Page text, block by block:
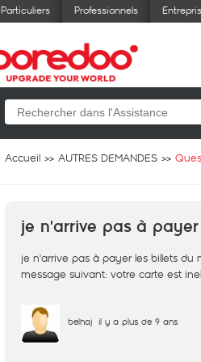
Particuliers Professionnels
Accueil AUTRES DEMANDES
je n'arrive pas à
je n'arrive pas à payer les billets du
message suivant: votre carte est
belhaj il y a plus de 9 ans